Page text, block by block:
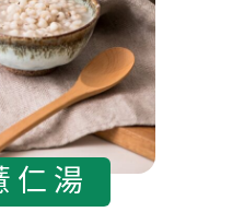
仁湯